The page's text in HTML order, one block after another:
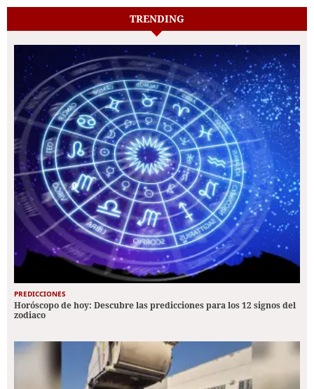
TRENDING
PREDICCIONES
Horóscopo de hoy: Descubre las predicciones para los 12 signos del
zodiaco